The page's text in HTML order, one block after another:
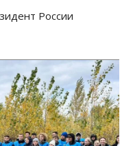
России